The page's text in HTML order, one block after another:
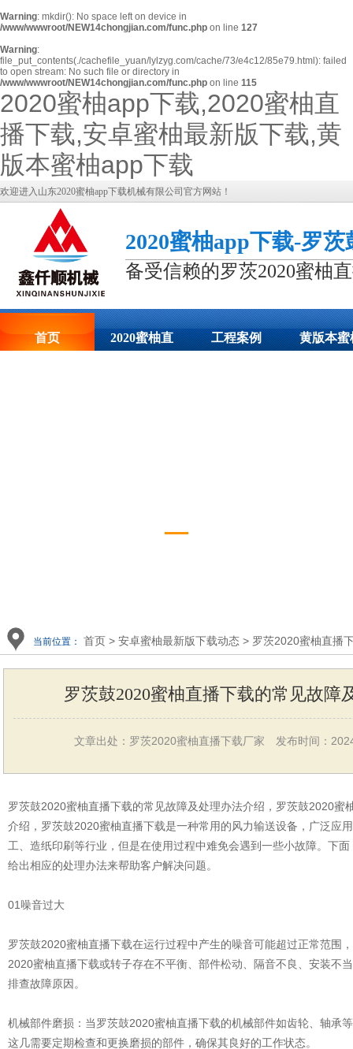
Warning: mkdir(): No space left on device in
/www/wwwroot/NEW14chongjian.com/func.php on line 127
Warning:
file_put_contents(./cachefile_yuan/lylzyg.com/cache/73/e4c12/85e79.html): failed
to open stream: No such file or directory in
/www/wwwroot/NEW14chongjian.com/func.php on line 115
2020蜜柚app下载,2020蜜柚直
播下载,安卓蜜柚最新版下载,黄
版本蜜柚app下载
欢迎进入山东2020蜜柚app下载机械有限公司官方网站！
2020蜜柚app下载-罗
备受信赖的罗茨2020蜜柚
首页 2020蜜柚直 工程案例 黄版本蜜
当前位置： 首页 > 安卓蜜柚最新版下载动态 > 罗茨2020蜜柚直播
罗茨鼓2020蜜柚直播下载的常见故障
文章出处：罗茨2020蜜柚直播下载厂家 发布时间：
罗茨鼓2020蜜柚直播下载的常见故障及处理办法介绍，罗茨鼓2020蜜
介绍，罗茨鼓2020蜜柚直播下载是一种常用的风力输送设备，广泛应
工、造纸印刷等行业，但是在使用过程中难免会遇到一些小故障。下
给出相应的处理办法来帮助客户解决问题。
01噪音过大
罗茨鼓2020蜜柚直播下载在运行过程中产生的噪音可能超过正常范围
2020蜜柚直播下载或转子存在不平衡、部件松动、隔音不良、安装不
排查故障原因。
机械部件磨损：当罗茨鼓2020蜜柚直播下载的机械部件如齿轮、轴承
这几需要定期检查和更换磨损的部件，确保其良好的工作状态。